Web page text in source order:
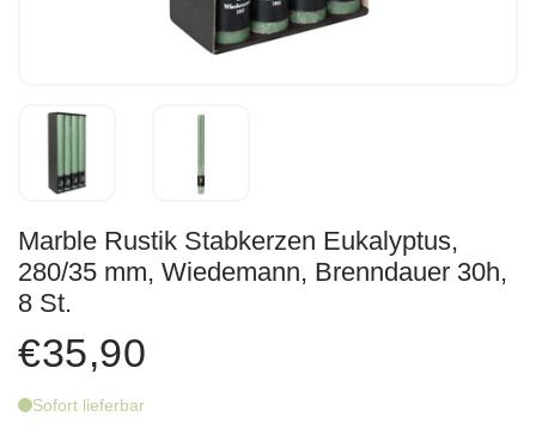
Marble Rustik Stabkerzen Eukalyptus,
280/35 mm, Wiedemann, Brenndauer 30h,
8 St.
€35,90
Sofort lieferbar